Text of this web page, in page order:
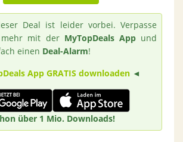
Deal ist leider vorbei. Verpasse
mehr mit der MyTopDeals Appund
einen Deal-Alarm!
App GRATIS downloaden ◄
über 1 Mio. Downloads!